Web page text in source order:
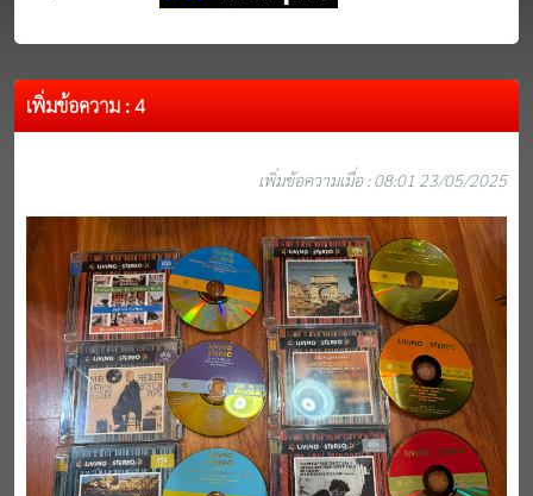
เพิ่มข้อความ : 4
เพิ่มข้อความเมื่อ : 08:01 23/05/2025